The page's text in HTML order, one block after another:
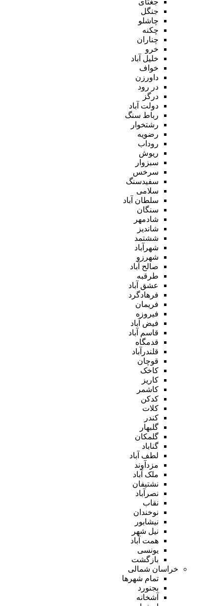
جنگل
چاشلو
چکنه
چناران
خرو
خلیل آباد
خواف
داورزن
در رود
درگز
دولت آباد
رباط سنگ
رشتخوار
رضویه
روداب
ریوش
سبزوار
سرخس
سفیدسنگ
سلامی
سلطان آباد
سنگان
شادمهر
شاندیز
ششتمد
شهرآباد
شهرزو
صالح آباد
طرقبه
عشق آباد
فرهادگرد
فریمان
فیروزه
فیض آباد
قاسم آباد
قدمگاه
قلندرآباد
قوچان
کاخک
کاریز
کاشمر
کدکن
کلات
کندر
گلبهار
گلمکان
گناباد
لطف آباد
مزدآوند
ملک آباد
نشتیفان
نصرآباد
نقاب
نوخندان
نیشابور
نیل شهر
همت آباد
یونسی
بازگشت
خراسان شمالی
تمام شهر‌ها
بجنورد
آشخانه